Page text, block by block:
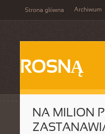
Strona główna Archiwum
ROSNĄ
NA MILION